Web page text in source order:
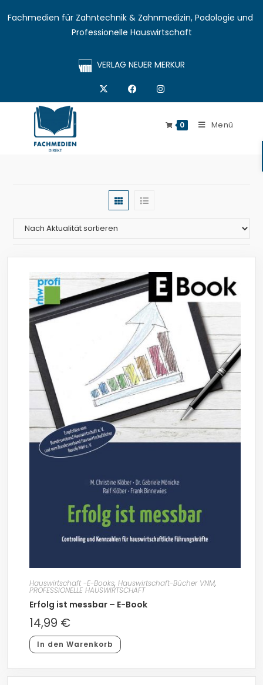
Fachmedien für Zahntechnik & Zahnmedizin, Podologie und
Professionelle Hauswirtschaft
VERLAG NEUER MERKUR
0 Menü
Hauswirtschaft -E-Books, Hauswirtschaft-Bücher VNM,
PROFESSIONELLE HAUSWIRTSCHAFT
Erfolg ist messbar – E-Book
14,99 €
In den Warenkorb